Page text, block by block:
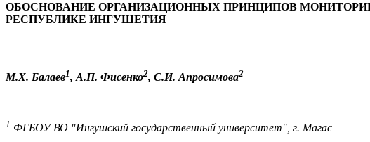
ОБОСНОВАНИЕ ОРГАНИЗАЦИОННЫХ ПРИНЦИПОВ
РЕСПУБЛИКЕ ИНГУШЕТИЯ
М.Х. Балаев1, А.П. Фисенко2, С.И. Апросимова2
1 ФГБОУ ВО "Ингушский государственный университет", г. Магас